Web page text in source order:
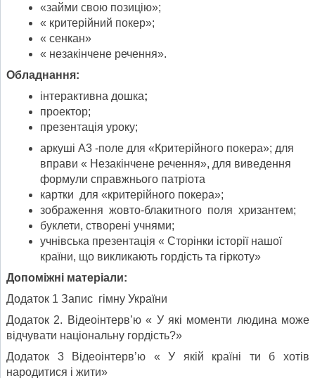
«займи свою позицію»;
« критерійний покер»;
« сенкан»
« незакінчене речення».
Обладнання:
інтерактивна дошка;
проектор;
презентація уроку;
аркуші А3 -поле для «Критерійного покера»; для
вправи « Незакінчене речення», для виведення
формули справжнього патріота
картки для «критерійного покера»;
зображення жовто-блакитного поля хризантем;
буклети, створені учнями;
учнівська презентація « Сторінки історії нашої
країни, що викликають гордість та гіркоту»
Допоміжні матеріали:
Додаток 1 Запис гімну України
Додаток 2. Відеоінтерв’ю « У які моменти людина може
відчувати національну гордість?»
Додаток 3 Відеоінтерв’ю « У якій країні ти б хотів
народитися і жити»